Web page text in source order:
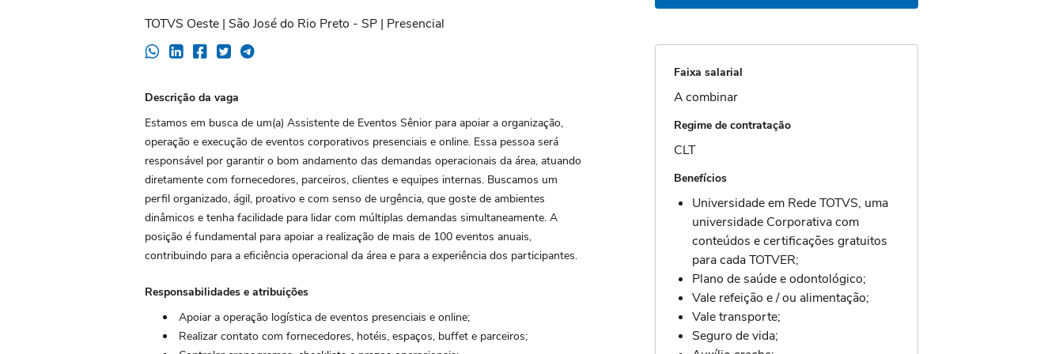
TOTVS Oeste | São José do Rio Preto - SP | Presencial
Descrição da vaga
Estamos em busca de um(a) Assistente de Eventos Sênior para apoiar a organização,
operação e execução de eventos corporativos presenciais e online. Essa pessoa será
responsável por garantir o bom andamento das demandas operacionais da área, atuando
diretamente com fornecedores, parceiros, clientes e equipes internas. Buscamos um
perfil organizado, ágil, proativo e com senso de urgência, que goste de ambientes
dinâmicos e tenha facilidade para lidar com múltiplas demandas simultaneamente. A
posição é fundamental para apoiar a realização de mais de 100 eventos anuais,
contribuindo para a eficiência operacional da área e para a experiência dos participantes.
Responsabilidades e atribuições
Apoiar a operação logística de eventos presenciais e online;
Realizar contato com fornecedores, hotéis, espaços, buffet e parceiros;
Faixa salarial
A combinar
Regime de contratação
CLT
Benefícios
Universidade em Rede TOTVS, uma
universidade Corporativa com
conteúdos e certificações gratuitos
para cada TOTVER;
Plano de saúde e odontológico;
Vale refeição e / ou alimentação;
Vale transporte;
Seguro de vida;